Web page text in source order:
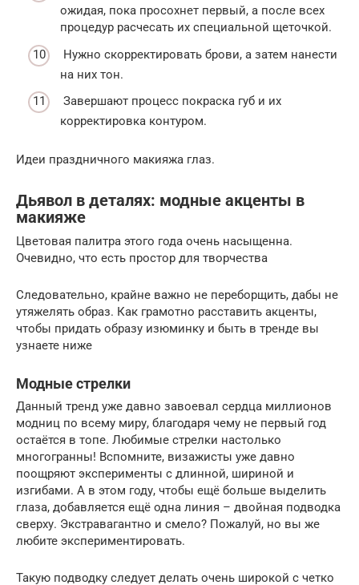
ожидая, пока просохнет первый, а после всех
процедур расчесать их специальной щеточкой.
Нужно скорректировать брови, а затем нанести
на них тон.
Завершают процесс покраска губ и их
корректировка контуром.
Идеи праздничного макияжа глаз.
Дьявол в деталях: модные акценты в
макияже
Цветовая палитра этого года очень насыщенна.
Очевидно, что есть простор для творчества
Следовательно, крайне важно не переборщить, дабы не
утяжелять образ. Как грамотно расставить акценты,
чтобы придать образу изюминку и быть в тренде вы
узнаете ниже
Модные стрелки
Данный тренд уже давно завоевал сердца миллионов
модниц по всему миру, благодаря чему не первый год
остаётся в топе. Любимые стрелки настолько
многогранны! Вспомните, визажисты уже давно
поощряют эксперименты с длинной, шириной и
изгибами. А в этом году, чтобы ещё больше выделить
глаза, добавляется ещё одна линия – двойная подводка
сверху. Экстравагантно и смело? Пожалуй, но вы же
любите экспериментировать.
Такую подводку следует делать очень широкой с четко